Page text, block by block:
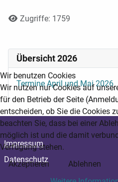
DetailsZugriffe: 1759
Übersicht 2026
Termine April und Mai 2026
Impressum
Datenschutz
Wir benutzen Cookies
Wir nutzen nur Cookies auf
für den Betrieb der Seite
entscheiden, ob Sie die Cookies
beachten Sie, dass bei einer
möglich ist und die damit
Verfügung stehen.
Akzeptieren
Ablehnen